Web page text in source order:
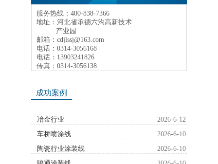
服务热线：400-838-7366
地址：河北省承德六沟高新技术
产业园
邮箱：cdjlssj@163.com
电话：0314-3056168
电话：13903241826
传真：0314-3056138
成功案例
冶金行业
2026-6-12
车桥喷涂线
2026-6-10
陶瓷行业涂装线
2026-6-10